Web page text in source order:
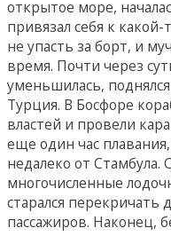
открытое море,
привязал себя к
не упасть за борт, и
время. Почти через
уменьшилась,
Турция. В Босфоре
властей и провели
еще один час
недалеко от Стамбула.
многочисленные
старался перекричать
пассажиров. Наконец,